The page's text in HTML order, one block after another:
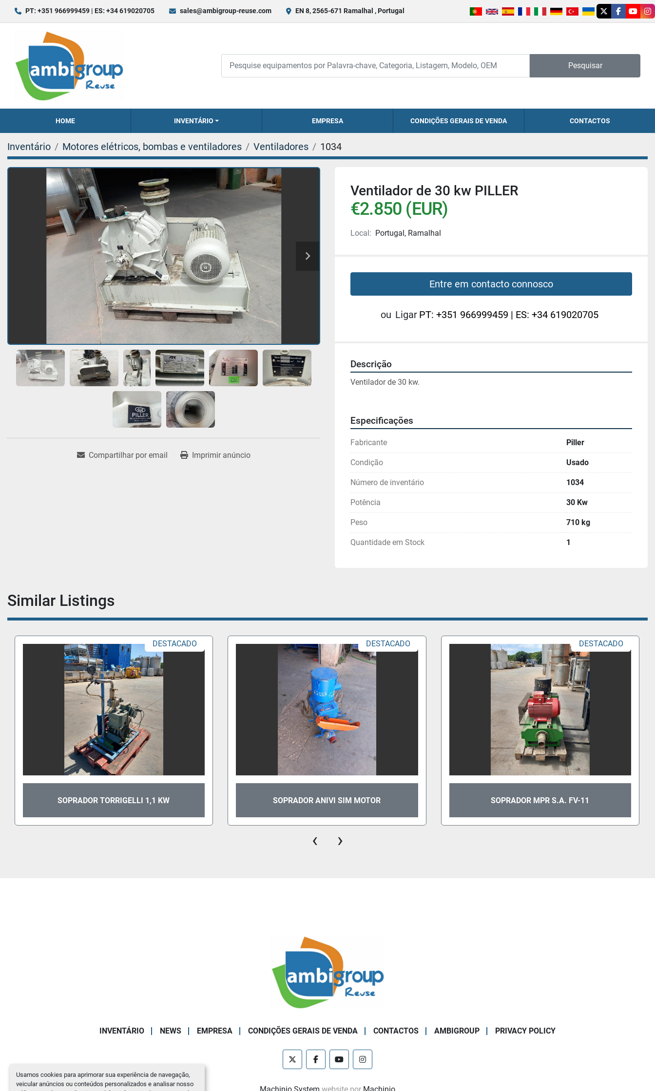
Usamos cookies para aprimorar sua experiência de navegação,
veicular anúncios ou conteúdos personalizados e analisar nosso
PT: +351 966999459 | ES: +34 619020705 sales@ambigroup-reuse.com EN 8, 2565-671 Ramalhal , Portugal
twitterfacebook
Pesquisar
HOME INVENTÁRIO EMPRESA CONDIÇÕES GERAIS DE VENDA CONTACTOS
Inventário Motores elétricos, bombas e ventiladores Ventiladores 1034
Compartilhar por email Imprimir anúncio
Ventilador de 30 kw PILLER
€2.850 (EUR)
Local: Portugal, Ramalhal
Entre em contacto connosco
ou Ligar PT: +351 966999459 | ES: +34 619020705
Descrição
Ventilador de 30 kw.
Especificações
Fabricante Piller
Condição Usado
Número de inventário 1034
Potência 30 Kw
Peso 710 kg
Quantidade em Stock 1
Similar Listings
DESTACADO
SOPRADOR TORRIGELLI 1,1 KW
DESTACADO
SOPRADOR ANIVI SIM MOTOR
DESTACADO
SOPRADOR MPR S.A. FV-11
‹ ›
INVENTÁRIO NEWS EMPRESA CONDIÇÕES GERAIS DE VENDA CONTACTOS AMBIGROUP PRIVACY POLICY
twitter facebookyoutubeinstagram